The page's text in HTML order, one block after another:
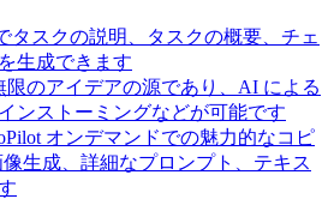
タスクの説明、タスクの概要、チェ
生成できます
限のアイデアの源であり、AI による
ンストーミングなどが可能です
オンデマンドでの魅力的なコピ
生成、詳細なプロンプト、テキス